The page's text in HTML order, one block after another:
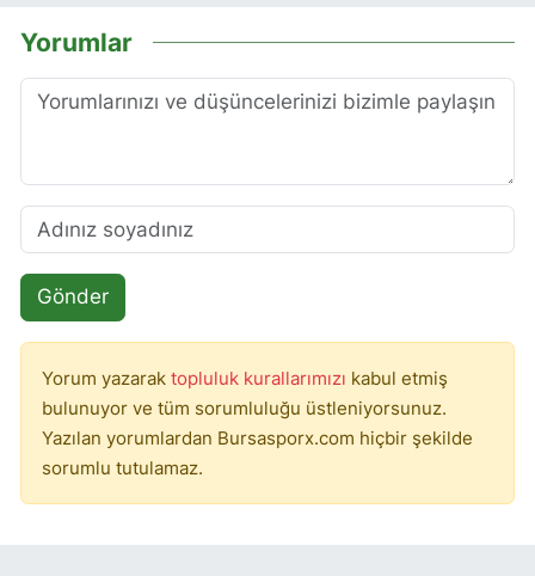
Yorumlar
Gönder
Yorum yazarak topluluk kurallarımızı kabul etmiş
bulunuyor ve tüm sorumluluğu üstleniyorsunuz.
Yazılan yorumlardan Bursasporx.com hiçbir şekilde
sorumlu tutulamaz.